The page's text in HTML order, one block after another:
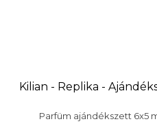
Kilian - Replika -
Parfüm ajándékszett 6x5